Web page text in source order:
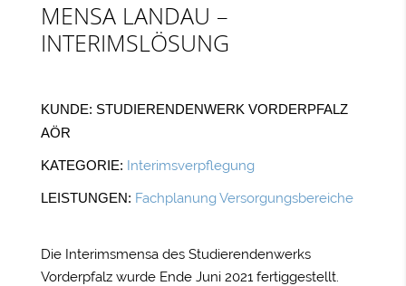
MENSA LANDAU –
INTERIMSLÖSUNG
Die Interimsmensa des Studierendenwerks
Vorderpfalz wurde Ende Juni 2021 fertiggestellt.
KUNDE: STUDIERENDENWERK VORDERPFALZ
AÖR
KATEGORIE: Interimsverpflegung
LEISTUNGEN: Fachplanung Versorgungsbereiche